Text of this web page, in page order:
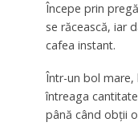
Începe prin
se răcească, iar
cafea instant.
Într-un bol mare,
întreaga
până când obții